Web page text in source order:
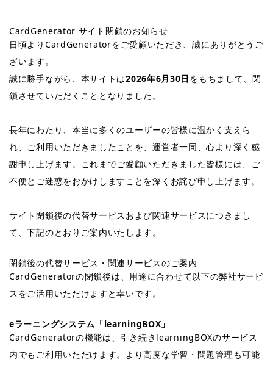
CardGenerator サイト閉鎖のお知らせ
日頃よりCardGeneratorをご愛顧いただき、誠にありがとうご
ざいます。
誠に勝手ながら、本サイトは2026年6月30日をもちまして、閉
鎖させていただくこととなりました。
長年にわたり、本当に多くのユーザーの皆様に温かく支えら
れ、ご利用いただきましたことを、運営者一同、心より深く感
謝申し上げます。これまでご愛顧いただきました皆様には、ご
不便とご迷惑をおかけしますことを深くお詫び申し上げます。
サイト閉鎖後の代替サービスおよび関連サービスにつきまし
て、下記のとおりご案内いたします。
閉鎖後の代替サービス・関連サービスのご案内
CardGeneratorの閉鎖後は、用途に合わせて以下の弊社サービ
スをご活用いただけますと幸いです。
eラーニングシステム「learningBOX」
CardGeneratorの機能は、引き続きlearningBOXのサービス
内でもご利用いただけます。より高度な学習・問題管理も可能